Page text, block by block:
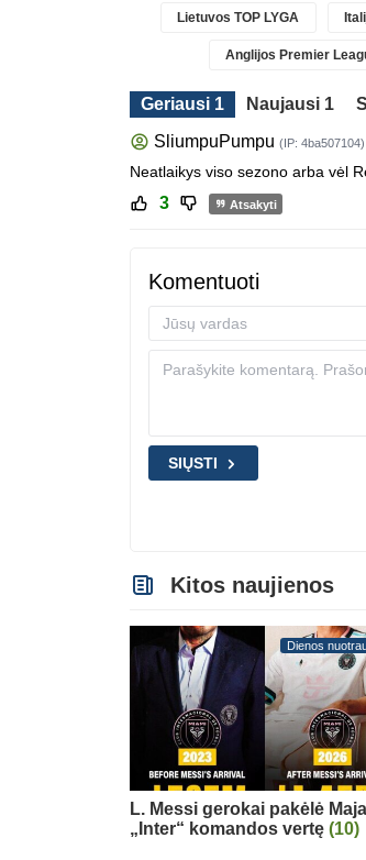
Lietuvos TOP LYGA
Anglijos Premier
Geriausi 1 Naujausi 1
SliumpuPumpu (IP: 4ba507104)
Neatlaikys viso sezono arba vėl
3 Atsakyti
Komentuoti
SIŲSTI
Kitos naujienos
Dienos
L. Messi gerokai pakėlė
„Inter“ komandos vertę (10)